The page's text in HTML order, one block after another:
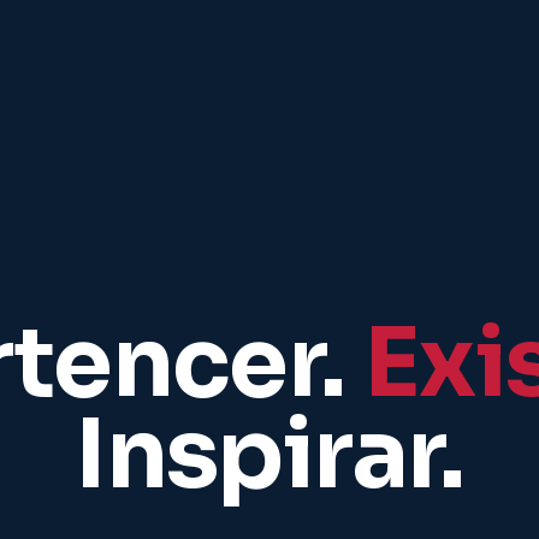
Inspirar.